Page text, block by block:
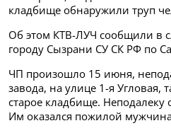
кладбище обнаружили труп
Об этом КТВ-ЛУЧ сообщили в
городу Сызрани СУ СК РФ по
ЧП произошло 15 июня,
завода, на улице 1-я Угловая,
старое кладбище. Неподалеку
Им оказался пожилой